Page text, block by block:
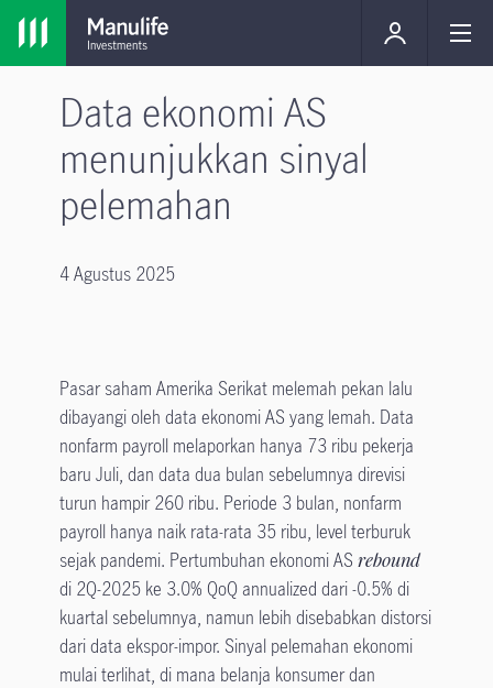
Data ekonomi AS
menunjukkan sinyal
pelemahan
4 Agustus 2025
Pasar saham Amerika Serikat melemah pekan lalu
dibayangi oleh data ekonomi AS yang lemah. Data
nonfarm payroll melaporkan hanya 73 ribu pekerja
baru Juli, dan data dua bulan sebelumnya direvisi
turun hampir 260 ribu. Periode 3 bulan, nonfarm
payroll hanya naik rata-rata 35 ribu, level terburuk
sejak pandemi. Pertumbuhan ekonomi AS rebound
di 2Q-2025 ke 3.0% QoQ annualized dari -0.5% di
kuartal sebelumnya, namun lebih disebabkan distorsi
dari data ekspor-impor. Sinyal pelemahan ekonomi
mulai terlihat, di mana belanja konsumer dan